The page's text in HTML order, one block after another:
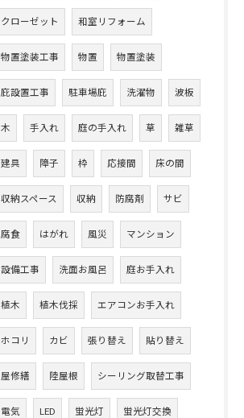
クローゼット 和室リフォーム
物置塗装工事 物置 物置塗装
庇設置工事 駐車場庇 洗濯物 波板
木 手入れ 庭の手入れ 草 雑草
建具 障子 枠 応接間 床の間
収納スペース 収納 防腐剤 サビ
腐食 はがれ 風災 マンション
設備工事 洗面お風呂 庭お手入れ
植木 植木伐採 エアコンお手入れ
ホコリ カビ 張り替え 貼り替え
屋修繕 陸屋根 シーリング取替工事
電気 LED 蛍光灯 蛍光灯交換